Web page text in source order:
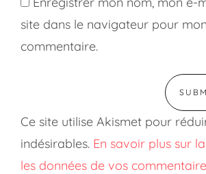
site dans le navigateur pour
commentaire.
Ce site utilise Akismet pour
indésirables. En savoir plus sur
les données de vos